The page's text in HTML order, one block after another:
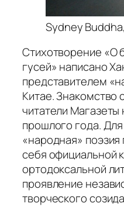
Sydney
Стихотворение «О
гусей» написано
представителем
Китае. Знакомство
читатели Магазеты
прошлого года.
«народная»
себя официальной
ортодоксальной
проявление
творческого